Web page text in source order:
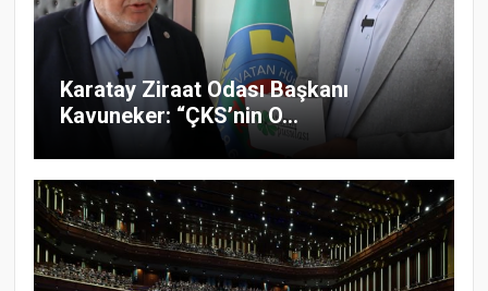
Karatay Ziraat Odası Başkanı
Kavuneker: “ÇKS’nin O...